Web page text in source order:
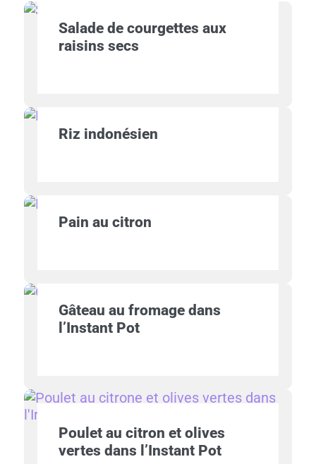
Salade de courgettes aux
raisins secs
Riz indonésien
Pain au citron
Gâteau au fromage dans
l’Instant Pot
Poulet au citron et olives
vertes dans l’Instant Pot